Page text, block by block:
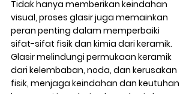
Tidak hanya memberikan keindahan
visual, proses glasir juga memainkan
peran penting dalam memperbaiki
sifat-sifat fisik dan kimia dari keramik.
Glasir melindungi permukaan keramik
dari kelembaban, noda, dan kerusakan
fisik, menjaga keindahan dan keutuhan